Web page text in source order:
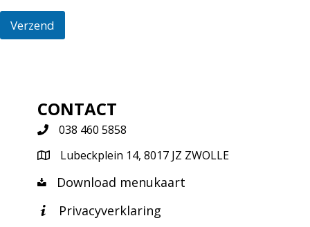
Verzend
CONTACT
038 460 5858
Lubeckplein 14, 8017 JZ ZWOLLE
Download menukaart
Privacyverklaring